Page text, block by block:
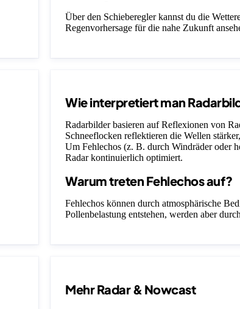
Über den Schieberegler kannst du die
Regenvorhersage für die nahe Zukunft
Wie interpretiert man
Radarbilder basieren auf Reflexionen von
Schneeflocken reflektieren die Wellen
Um Fehlechos (z. B. durch Windräder oder
Radar kontinuierlich optimiert.
Warum treten Fehlechos auf?
Fehlechos können durch atmosphärische
Pollenbelastung entstehen, werden aber
Mehr Radar & Nowcast